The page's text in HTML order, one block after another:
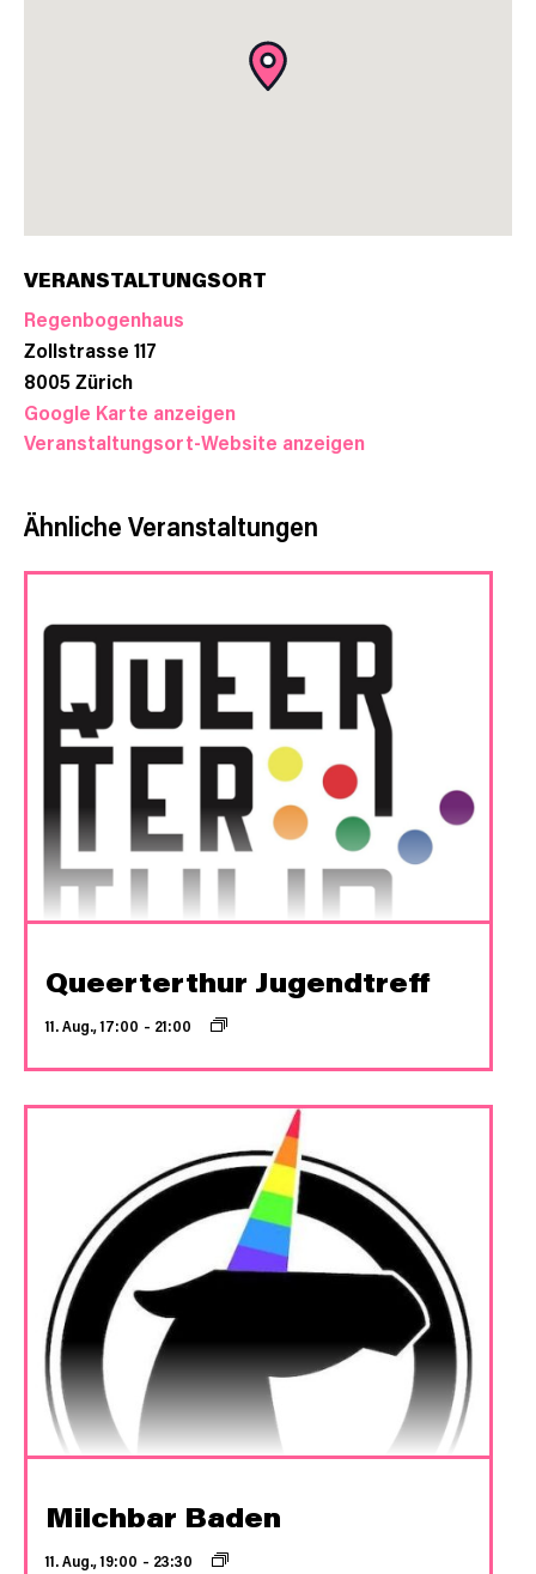
VERANSTALTUNGSORT
Regenbogenhaus
Zollstrasse 117
8005Zürich
Google Karte anzeigen
Veranstaltungsort-Website anzeigen
Ähnliche Veranstaltungen
Queerterthur Jugendtreff
11. Aug., 17:00 – 21:00
Milchbar Baden
11. Aug., 19:00 – 23:30